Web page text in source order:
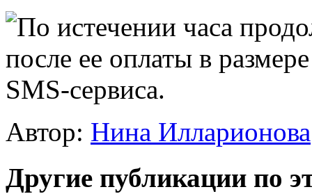
По истечении часа
после ее оплаты в
SMS-сервиса.
Автор: Нина Илларионова
Другие публикации по